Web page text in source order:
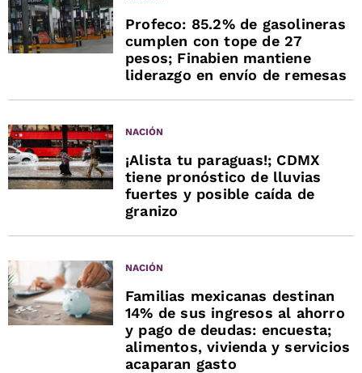
Profeco: 85.2% de gasolineras
cumplen con tope de 27
pesos; Finabien mantiene
liderazgo en envío de remesas
NACIÓN
¡Alista tu paraguas!; CDMX
tiene pronóstico de lluvias
fuertes y posible caída de
granizo
NACIÓN
Familias mexicanas destinan
14% de sus ingresos al ahorro
y pago de deudas: encuesta;
alimentos, vivienda y servicios
acaparan gasto